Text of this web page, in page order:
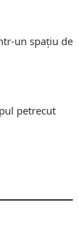
un spațiu de
petrecut